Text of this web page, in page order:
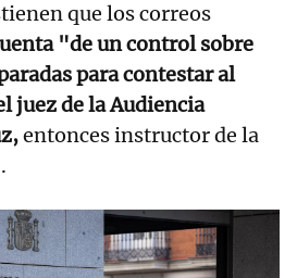
que los correos
"de un control sobre
para contestar al
juez de la Audiencia
entonces instructor de la